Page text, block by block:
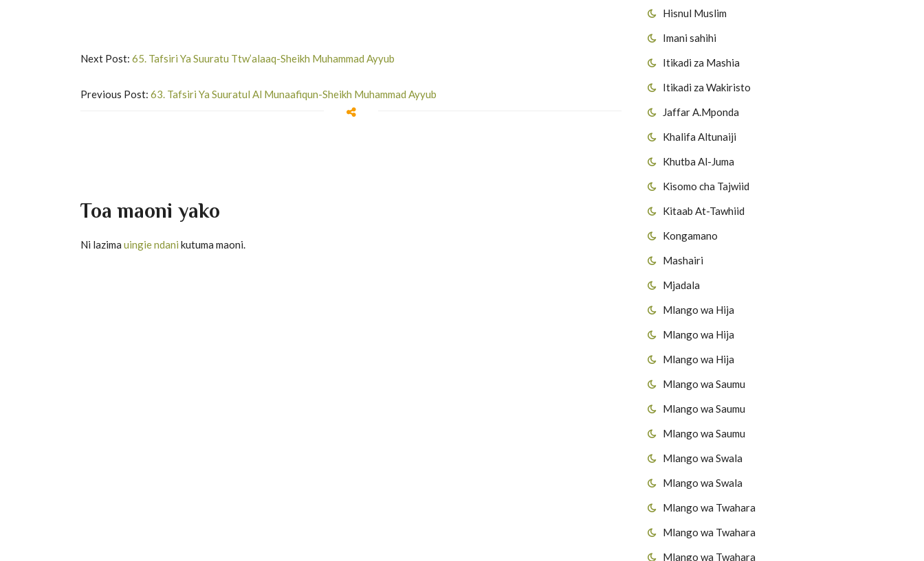
Hisnul Muslim
Imani sahihi
Itikadi za Mashia
Itikadi za Wakiristo
Jaffar A.Mponda
Khalifa Altunaiji
Khutba Al-Juma
Kisomo cha Tajwiid
Kitaab At-Tawhiid
Kongamano
Mashairi
Mjadala
Mlango wa Hija
Mlango wa Hija
Mlango wa Hija
Mlango wa Saumu
Mlango wa Saumu
Mlango wa Saumu
Mlango wa Swala
Mlango wa Swala
Mlango wa Twahara
Mlango wa Twahara
Mlango wa Twahara
Next Post: 65. Tafsiri Ya Suuratu Ttw’alaaq-Sheikh Muhammad Ayyub
Previous Post: 63. Tafsiri Ya Suuratul Al Munaafiqun-Sheikh Muhammad Ayyub
Toa maoni yako
Ni lazima uingie ndani kutuma maoni.